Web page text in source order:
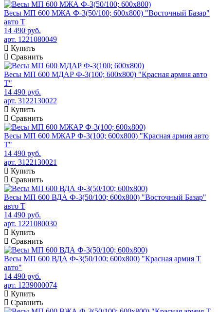
Весы МП 600 МЖА Ф-3(50/100; 600х800) "Восточный Базар"
авто Т
14 490 руб.
арт. 1221080049
Купить
Сравнить
Весы МП 600 МДАР Ф-3(100; 600х800) "Красная армия авто
Т"
14 490 руб.
арт. 3122130022
Купить
Сравнить
Весы МП 600 МЖАР Ф-3(100; 600х800) "Красная армия авто
Т"
14 490 руб.
арт. 3122130021
Купить
Сравнить
Весы МП 600 ВДА Ф-3(50/100; 600х800) "Восточный Базар"
авто Т
14 490 руб.
арт. 1221080030
Купить
Сравнить
Весы МП 600 ВДА Ф-3(50/100; 600х800) "Красная армия Т
авто"
14 490 руб.
арт. 1239000074
Купить
Сравнить